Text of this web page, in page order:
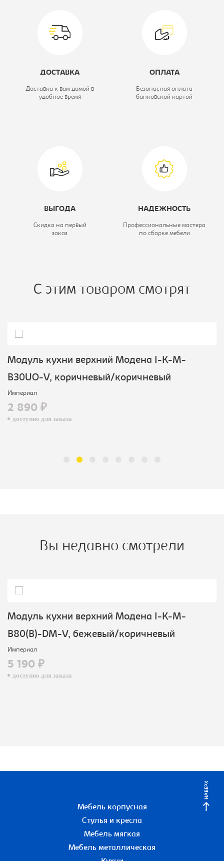
Ширина, мм: 800
ДОСТАВКА
Доставка к вам домой в
удобное время
ОПЛАТА
Безопасная оплата
банковской картой
ВЫГОДА
Скидка на первый
заказ
НАДЕЖНОСТЬ
Профессиональные мастера
по сборке мебели
С этим товаром смотрят
Модуль кухни верхний Модена I-K-M-
B30UO-V, коричневый/коричневый
Империал
2 890 ₽
доступно для заказа
Вы недавно смотрели
Модуль кухни верхний Модена I-K-M-
B80(B)-DM-V, бежевый/коричневый
Империал
5 190 ₽
доступно для заказа
НАВЕРХ
Мебель корпусная
Стулья и кресла
Мебель мягкая
Мебель металлическая